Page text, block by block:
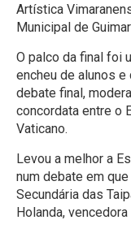
Artística
Municipal de
O palco da final foi
encheu de alunos
debate final,
concordata entre o
Vaticano.
Levou a melhor a
num debate em
Secundária das
Holanda,